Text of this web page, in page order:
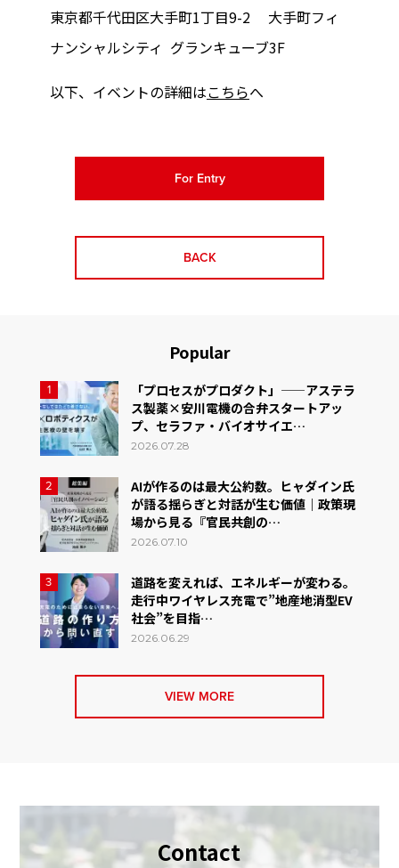
東京都千代田区大手町1丁目9-2 大手町フィ
ナンシャルシティ グランキューブ3F
以下、イベントの詳細はこちらへ
For Entry
BACK
Popular
1
「プロセスがプロダクト」——アステラ
ス製薬×安川電機の合弁スタートアッ
プ、セラファ・バイオサイエ…
2026.07.28
2
AIが作るのは最大公約数。ヒャダイン氏
が語る揺らぎと対話が生む価値｜政策現
場から見る『官民共創の…
2026.07.10
3
道路を変えれば、エネルギーが変わる。
走行中ワイヤレス充電で”地産地消型EV
社会”を目指…
2026.06.29
VIEW MORE
Contact